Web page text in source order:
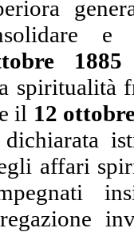
e
1885
spiritualità
il 12
affari